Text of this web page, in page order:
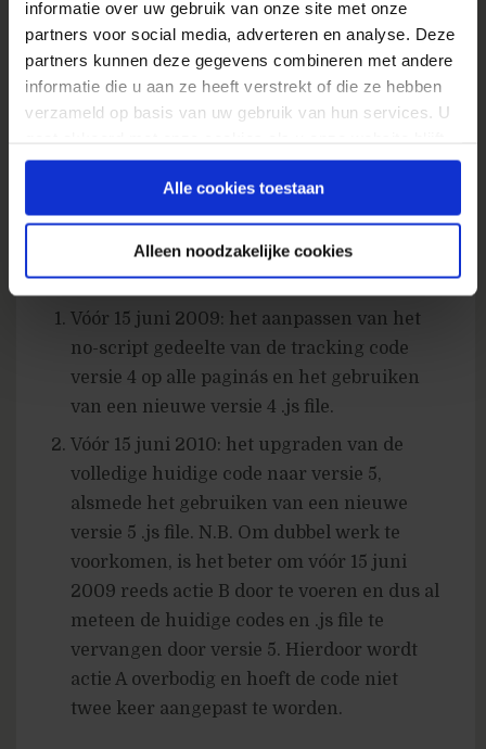
informatie over uw gebruik van onze site met onze
partners voor social media, adverteren en analyse. Deze
partners kunnen deze gegevens combineren met andere
informatie die u aan ze heeft verstrekt of die ze hebben
verzameld op basis van uw gebruik van hun services. U
gebruiken.
Alle cookies toestaan
Alleen noodzakelijke cookies
mail bevat ook uitleg hierover.
ACTIE!De tracking code zal voor iedere
website veranderd moeten wordenvan
account gelinked is aan het Yahoo! ID). De
onderstaande twee acties moeten
doorgevoerd worden:
Vóór 15 juni 2009: het aanpassen van het
no-script gedeelte van de tracking code
versie 4 op alle pagina´s en het gebruiken
van een nieuwe versie 4 .js file.
Vóór 15 juni 2010: het upgraden van de
volledige huidige code naar versie 5,
alsmede het gebruiken van een nieuwe
versie 5 .js file. N.B. Om dubbel werk te
voorkomen, is het beter om vóór 15 juni
2009 reeds actie B door te voeren en dus al
meteen de huidige codes en .js file te
vervangen door versie 5. Hierdoor wordt
actie A overbodig en hoeft de code niet
twee keer aangepast te worden.